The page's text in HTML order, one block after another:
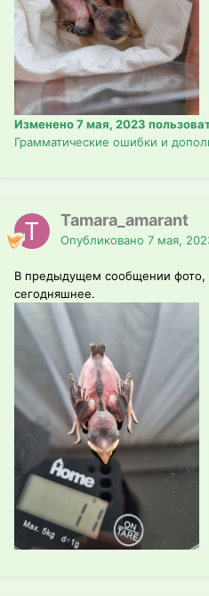
Изменено7 мая, 2023
Грамматические ошибки и
Tamara_amarant
Опубликовано 7 мая,
В предыдущем сообщении фото,
сегодняшнее.